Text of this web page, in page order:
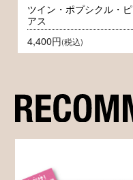
ツイン・ポプシクル・ピ
アス
4,400円(税込)